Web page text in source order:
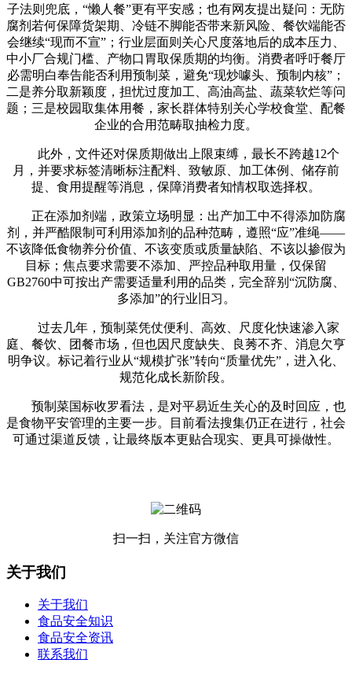
子法则兜底，“懒人餐”更有平安感；也有网友提出疑问：无防
腐剂若何保障货架期、冷链不脚能否带来新风险、餐饮端能否
会继续“现而不宣”；行业层面则关心尺度落地后的成本压力、
中小厂合规门槛、产物口胃取保质期的均衡。消费者呼吁餐厅
必需明白奉告能否利用预制菜，避免“现炒噱头、预制内核”；
二是养分取新颖度，担忧过度加工、高油高盐、蔬菜软烂等问
题；三是校园取集体用餐，家长群体特别关心学校食堂、配餐
企业的合用范畴取抽检力度。
此外，文件还对保质期做出上限束缚，最长不跨越12个
月，并要求标签清晰标注配料、致敏原、加工体例、储存前
提、食用提醒等消息，保障消费者知情权取选择权。
正在添加剂端，政策立场明显：出产加工中不得添加防腐
剂，并严酷限制可利用添加剂的品种范畴，遵照“应”准绳——
不该降低食物养分价值、不该变质或质量缺陷、不该以掺假为
目标；焦点要求需要不添加、严控品种取用量，仅保留
GB2760中可按出产需要适量利用的品类，完全辞别“沉防腐、
多添加”的行业旧习。
过去几年，预制菜凭仗便利、高效、尺度化快速渗入家
庭、餐饮、团餐市场，但也因尺度缺失、良莠不齐、消息欠亨
明争议。标记着行业从“规模扩张”转向“质量优先”，进入化、
规范化成长新阶段。
预制菜国标收罗看法，是对平易近生关心的及时回应，也
是食物平安管理的主要一步。目前看法搜集仍正在进行，社会
可通过渠道反馈，让最终版本更贴合现实、更具可操做性。
扫一扫，关注官方微信
关于我们
关于我们
食品安全知识
食品安全资讯
联系我们